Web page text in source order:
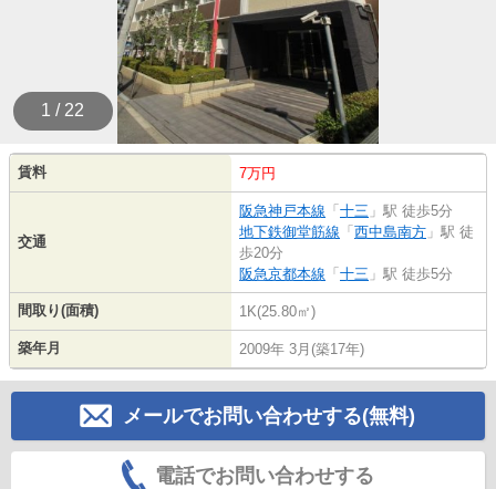
1 / 22
賃料 7万円
交通
阪急神戸本線 「 十三 」駅 徒歩5分
地下鉄御堂筋線 「 西中島南方 」駅 徒
歩20分
阪急京都本線 「 十三 」駅 徒歩5分
間取り(面積) 1K(25.80㎡)
築年月 2009年 3月(築17年)
メールでお問い合わせする(無料)
電話でお問い合わせする